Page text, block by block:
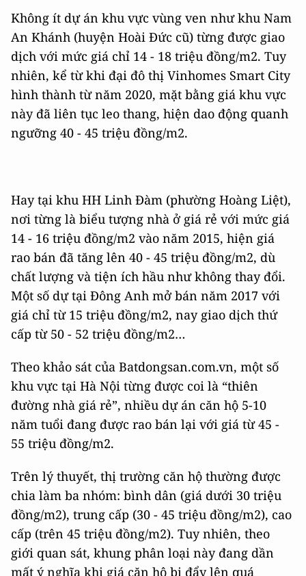
Không ít dự án khu vực vùng ven như khu Nam
An Khánh (huyện Hoài Đức cũ) từng được giao
dịch với mức giá chỉ 14 - 18 triệu đồng/m2. Tuy
nhiên, kể từ khi đại đô thị Vinhomes Smart City
hình thành từ năm 2020, mặt bằng giá khu vực
này đã liên tục leo thang, hiện dao động quanh
ngưỡng 40 - 45 triệu đồng/m2.
Hay tại khu HH Linh Đàm (phường Hoàng Liệt),
nơi từng là biểu tượng nhà ở giá rẻ với mức giá
14 - 16 triệu đồng/m2 vào năm 2015, hiện giá
rao bán đã tăng lên 40 - 45 triệu đồng/m2, dù
chất lượng và tiện ích hầu như không thay đổi.
Một số dự tại Đông Anh mở bán năm 2017 với
giá chỉ từ 15 triệu đồng/m2, nay giao dịch thứ
cấp từ 50 - 52 triệu đồng/m2…
Theo khảo sát của Batdongsan.com.vn, một số
khu vực tại Hà Nội từng được coi là “thiên
đường nhà giá rẻ”, nhiều dự án căn hộ 5-10
năm tuổi đang được rao bán lại với giá từ 45 -
55 triệu đồng/m2.
Trên lý thuyết, thị trường căn hộ thường được
chia làm ba nhóm: bình dân (giá dưới 30 triệu
đồng/m2), trung cấp (30 - 45 triệu đồng/m2), cao
cấp (trên 45 triệu đồng/m2). Tuy nhiên, theo
giới quan sát, khung phân loại này đang dần
mất ý nghĩa khi giá căn hộ bị đẩy lên quá